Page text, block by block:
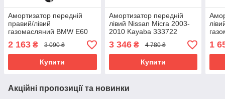
Амортизатор передній
правий/лівий
газомасляний BMW E60
2001-2010
2 163 ₴ 3 090 ₴
Купити
Амортизатор передній
лівий Nissan Micra 2003-
2010 Kayaba 333722
3 346₴ 4 780 ₴
Купити
1
Акційні пропозиції та новинки